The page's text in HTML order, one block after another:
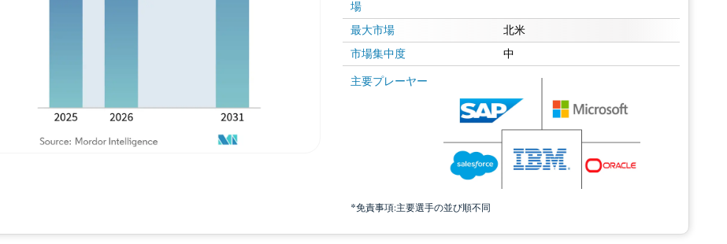
場
最大市場 北米
市場集中度 中
主要プレーヤー
*免責事項:主要選手の並び順不同
画像 © Mordor Intelligence。再利用にはCC BY 4.0の表示が必要です。
画像 © Mordor Intelligence。再利用にはCC BY 4.0の表示が必要です。